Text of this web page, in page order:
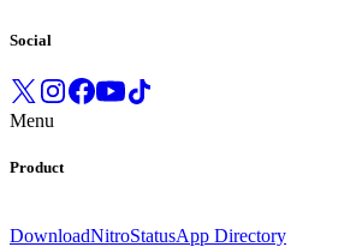
Social
Menu
Product
DownloadNitroStatusApp Directory